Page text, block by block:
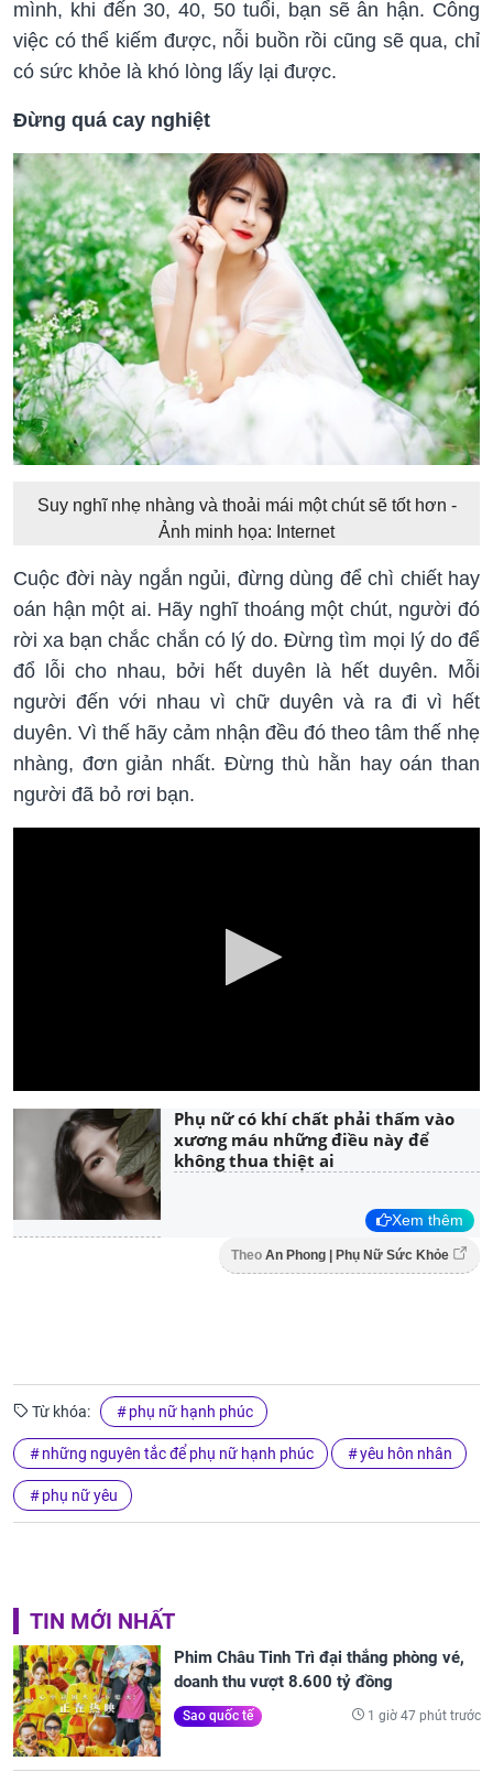
mình, khi đến 30, 40, 50 tuổi, bạn sẽ ân hận. Công
việc có thể kiếm được, nỗi buồn rồi cũng sẽ qua, chỉ
có sức khỏe là khó lòng lấy lại được.
Đừng quá cay nghiệt
Suy nghĩ nhẹ nhàng và thoải mái một chút sẽ tốt hơn -
Ảnh minh họa: Internet
Cuộc đời này ngắn ngủi, đừng dùng để chì chiết hay
oán hận một ai. Hãy nghĩ thoáng một chút, người đó
rời xa bạn chắc chắn có lý do. Đừng tìm mọi lý do để
đổ lỗi cho nhau, bởi hết duyên là hết duyên. Mỗi
người đến với nhau vì chữ duyên và ra đi vì hết
duyên. Vì thế hãy cảm nhận đều đó theo tâm thế nhẹ
nhàng, đơn giản nhất. Đừng thù hằn hay oán than
người đã bỏ rơi bạn.
Phụ nữ có khí chất phải thấm vào
xương máu những điều này để
không thua thiệt ai
Xem thêm
Theo An Phong | Phụ Nữ Sức Khỏe
Từ khóa: phụ nữ hạnh phúc
những nguyên tắc để phụ nữ hạnh phúc yêu hôn nhân
phụ nữ yêu
TIN MỚI NHẤT
Phim Châu Tinh Trì đại thắng phòng vé,
doanh thu vượt 8.600 tỷ đồng
Sao quốc tế 1 giờ 47 phút trước